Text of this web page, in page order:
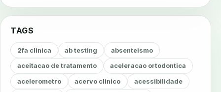
TAGS
2fa clinica ab testing absenteismo
aceitacao de tratamento aceleracao ortodontica
acelerometro acervo clinico acessibilidade